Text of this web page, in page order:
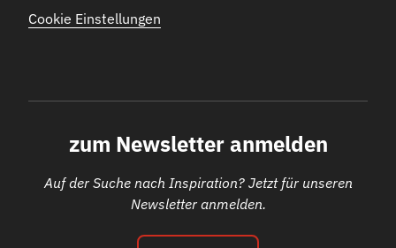
Cookie Einstellungen
zum Newsletter anmelden
Auf der Suche nach Inspiration? Jetzt für unseren
Newsletter anmelden.